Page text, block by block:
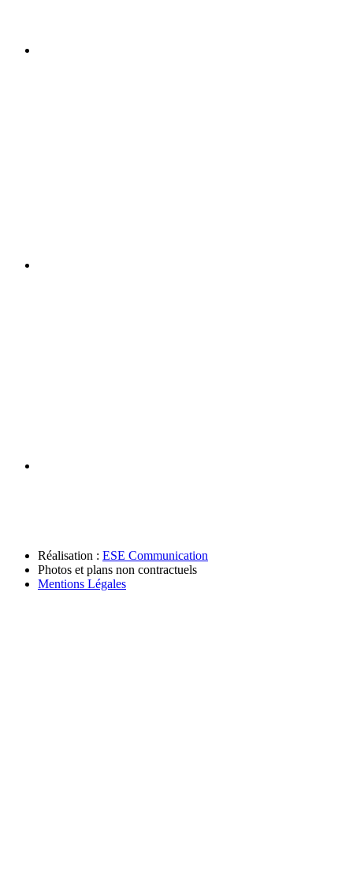
Réalisation : ESE Communication
Photos et plans non contractuels
Mentions Légales